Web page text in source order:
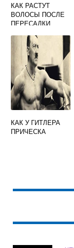
КАК РАСТУТ
ВОЛОСЫ ПОСЛЕ
ПЕРЕСАДКИ
КАК У ГИТЛЕРА
ПРИЧЕСКА